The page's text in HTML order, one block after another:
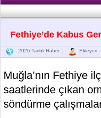
Fethiye’de Kabus
2026 Tarihli Haber Ekleyen
Muğla’nın Fethiye
saatlerinde çıkan
söndürme